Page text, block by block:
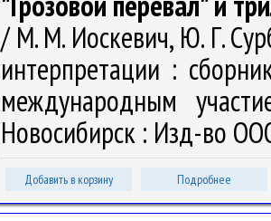
/ М. М. Иоскевич, Ю. Г.
интерпретации :
международным
Новосибирск : Изд-во
Добавить в корзину Подробнее